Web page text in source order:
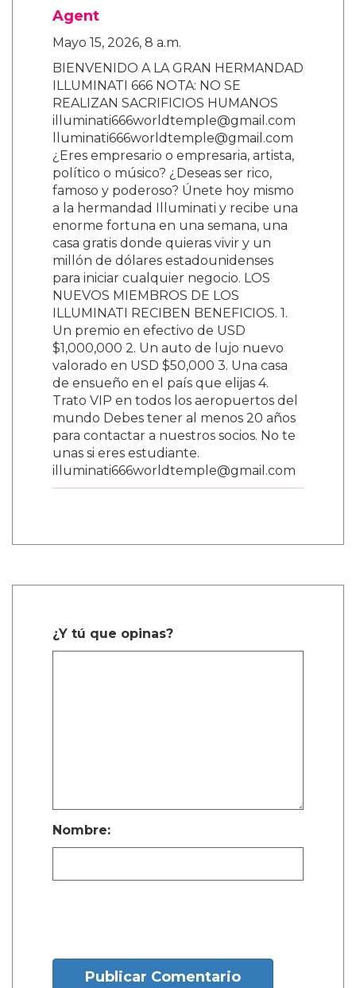
Agent
Mayo 15, 2026, 8 a.m.
BIENVENIDO A LA GRAN HERMANDAD
ILLUMINATI 666 NOTA: NO SE
REALIZAN SACRIFICIOS HUMANOS
illuminati666worldtemple@gmail.com
lluminati666worldtemple@gmail.com
¿Eres empresario o empresaria, artista,
político o músico? ¿Deseas ser rico,
famoso y poderoso? Únete hoy mismo
a la hermandad Illuminati y recibe una
enorme fortuna en una semana, una
casa gratis donde quieras vivir y un
millón de dólares estadounidenses
para iniciar cualquier negocio. LOS
NUEVOS MIEMBROS DE LOS
ILLUMINATI RECIBEN BENEFICIOS. 1.
Un premio en efectivo de USD
$1,000,000 2. Un auto de lujo nuevo
valorado en USD $50,000 3. Una casa
de ensueño en el país que elijas 4.
Trato VIP en todos los aeropuertos del
mundo Debes tener al menos 20 años
para contactar a nuestros socios. No te
unas si eres estudiante.
illuminati666worldtemple@gmail.com
¿Y tú que opinas?
Nombre:
Publicar Comentario